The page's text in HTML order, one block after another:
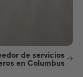
de servicios
en Columbus